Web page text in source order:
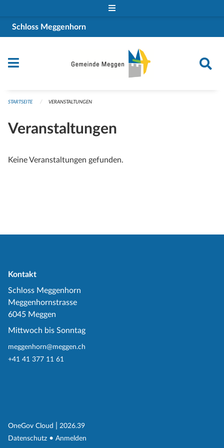
Schloss Meggenhorn
STARTSEITE VERANSTALTUNGEN
Veranstaltungen
Keine Veranstaltungen gefunden.
Kontakt
Schloss Meggenhorn
Meggenhornstrasse
6045 Meggen
Mittwoch bis Sonntag
meggenhorn@meggen.ch
+41 41 377 11 61
OneGov Cloud (External Link)
2026.39
Datenschutz (External Link)
Anmelden